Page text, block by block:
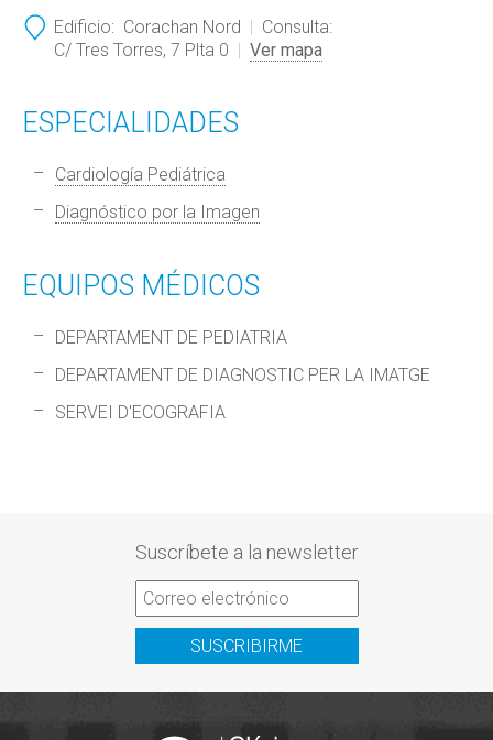
Edificio: Corachan Nord
Consulta:
C/ Tres Torres, 7 Plta 0
Ver mapa
ESPECIALIDADES
Cardiología Pediátrica
Diagnóstico por la Imagen
EQUIPOS MÉDICOS
DEPARTAMENT DE PEDIATRIA
DEPARTAMENT DE DIAGNOSTIC PER LA IMATGE
SERVEI D'ECOGRAFIA
Suscríbete a la newsletter
SUSCRIBIRME